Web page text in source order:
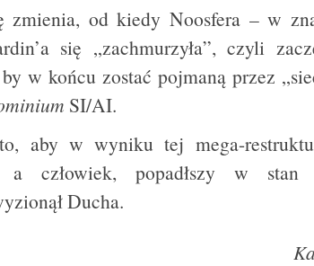
zmienia, od kiedy Noosfera – w
się „zachmurzyła”, czyli
w końcu zostać pojmaną przez
SI/AI.
aby w wyniku tej mega-
a człowiek, popadłszy w stan
Ducha.